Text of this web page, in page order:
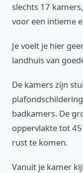
slechts 17
voor een intieme
Je voelt je hier
landhuis van
De kamers zijn
badkamers. De
oppervlakte tot
rust te komen.
Vanuit je kamer